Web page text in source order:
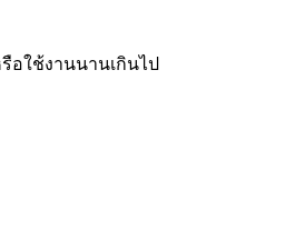
อใช้งานนานเกินไป